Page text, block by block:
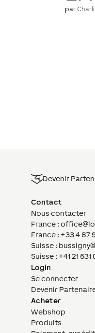
par
Devenir
Contact
Nous contacter
France :
France : +33 4 87
Suisse :
Suisse : +41 21 531
Login
Se connecter
Devenir
Acheter
Webshop
Produits